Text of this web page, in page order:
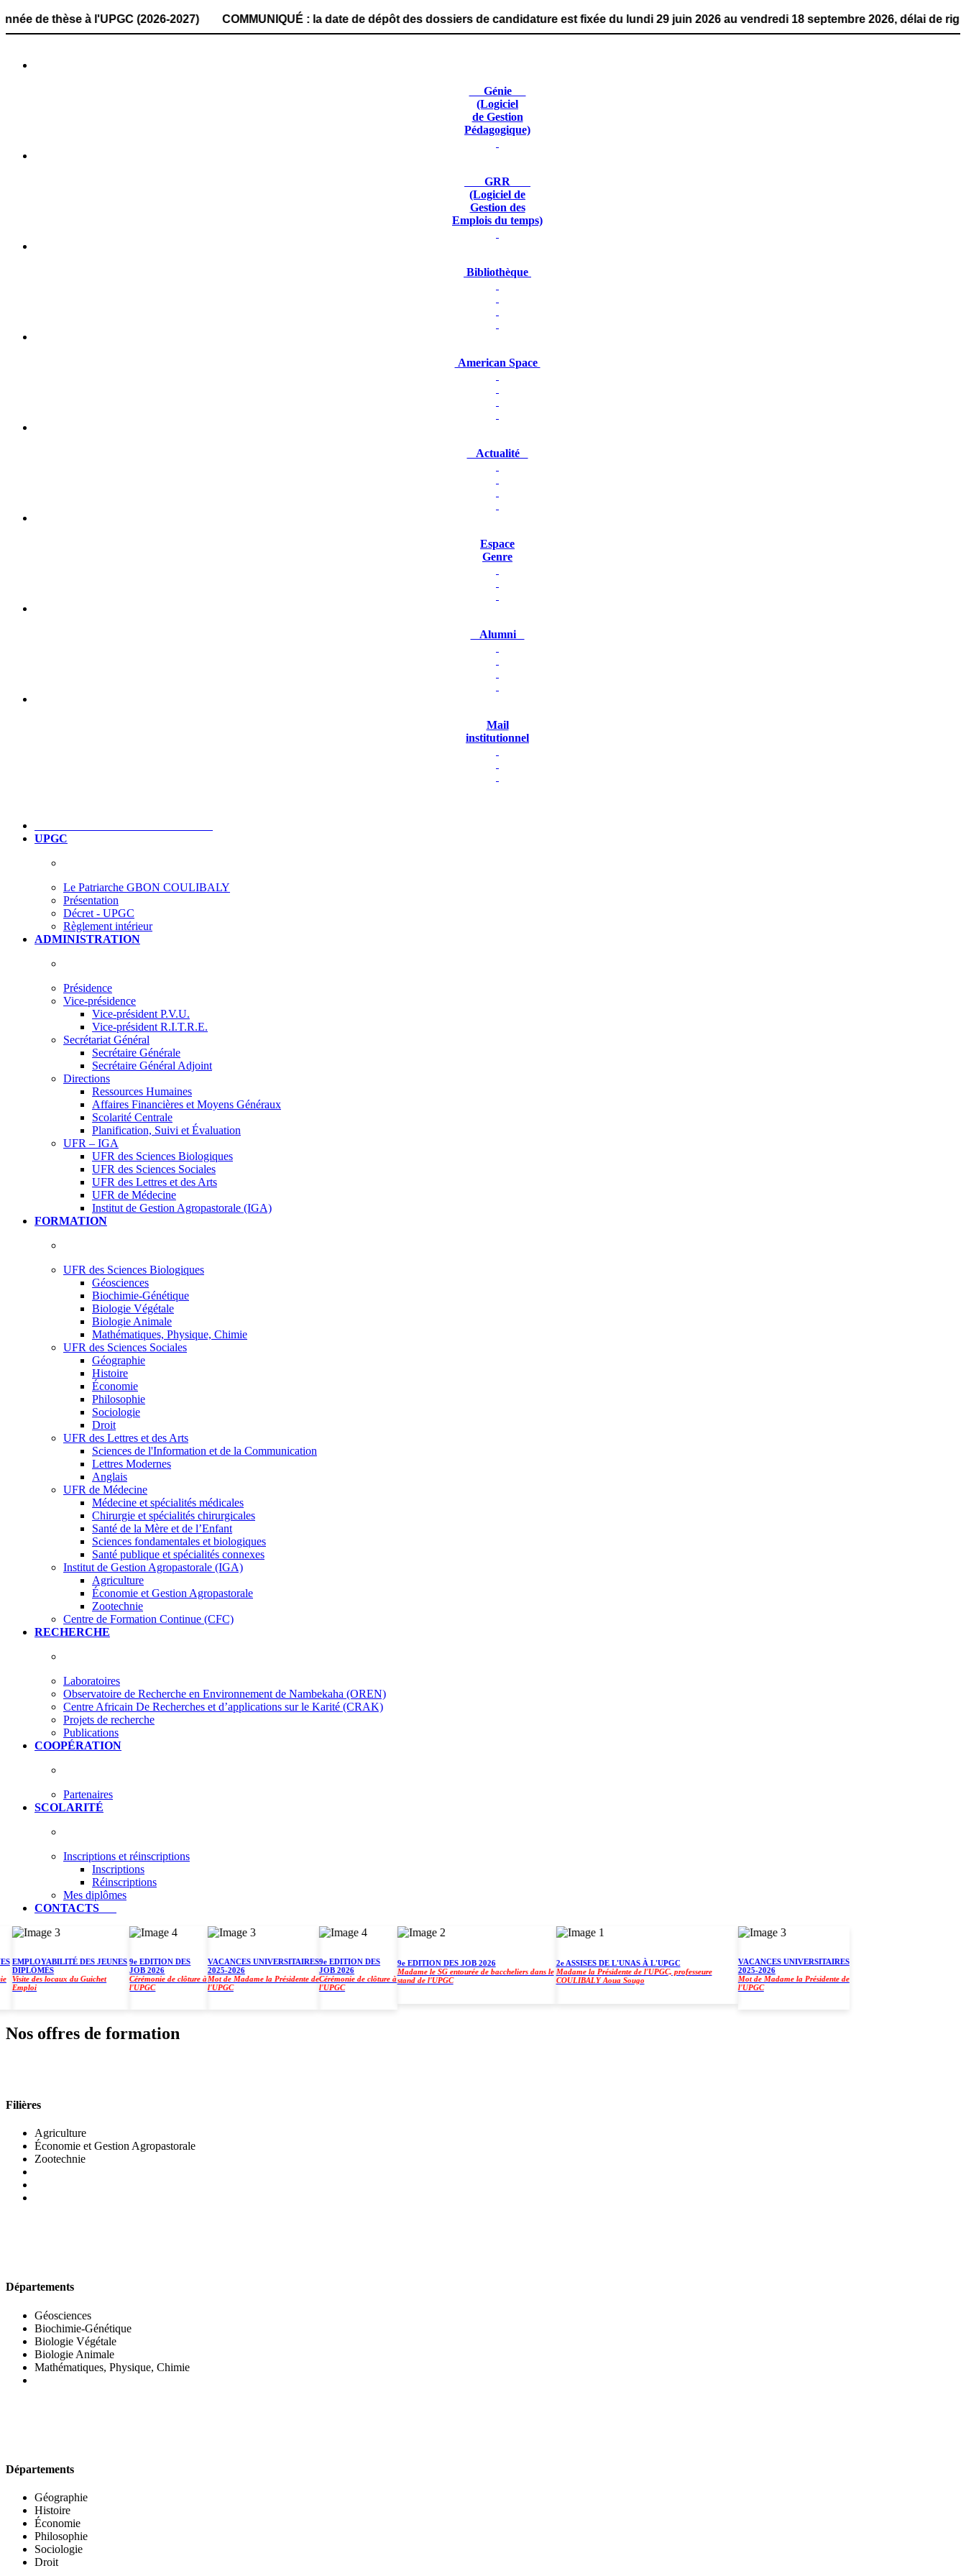
à l'UPGC (2026-2027) COMMUNIQUÉ : la date de dépôt des dossiers de candidature est fixée du lundi 29 juin 2026 au vendredi 18 septembre 2026, délai de
Génie
(Logiciel
de Gestion
Pédagogique)
GRR
(Logiciel de
Gestion des
Emplois du temps)
Bibliothèque
American Space
Actualité
Espace
Genre
Alumni
Mail
institutionnel
UPGC
Le Patriarche GBON COULIBALY
Présentation
Décret - UPGC
Règlement intérieur
ADMINISTRATION
Présidence
Vice-présidence
Vice-président P.V.U.
Vice-président R.I.T.R.E.
Secrétariat Général
Secrétaire Générale
Secrétaire Général Adjoint
Directions
Ressources Humaines
Affaires Financières et Moyens Généraux
Scolarité Centrale
Planification, Suivi et Évaluation
UFR – IGA
UFR des Sciences Biologiques
UFR des Sciences Sociales
UFR des Lettres et des Arts
UFR de Médecine
Institut de Gestion Agropastorale (IGA)
FORMATION
UFR des Sciences Biologiques
Géosciences
Biochimie-Génétique
Biologie Végétale
Biologie Animale
Mathématiques, Physique, Chimie
UFR des Sciences Sociales
Géographie
Histoire
Économie
Philosophie
Sociologie
Droit
UFR des Lettres et des Arts
Sciences de l'Information et de la Communication
Lettres Modernes
Anglais
UFR de Médecine
Médecine et spécialités médicales
Chirurgie et spécialités chirurgicales
Santé de la Mère et de l’Enfant
Sciences fondamentales et biologiques
Santé publique et spécialités connexes
Institut de Gestion Agropastorale (IGA)
Agriculture
Économie et Gestion Agropastorale
Zootechnie
Centre de Formation Continue (CFC)
RECHERCHE
Laboratoires
Observatoire de Recherche en Environnement de Nambekaha (OREN)
Centre Africain De Recherches et d’applications sur le Karité (CRAK)
Projets de recherche
Publications
COOPÉRATION
Partenaires
SCOLARITÉ
Inscriptions et réinscriptions
Inscriptions
Réinscriptions
Mes diplômes
CONTACTS
DES JEUNES
des locaux du Guichet
9e EDITION DES
JOB 2026
Cérémonie de clôture à
l'UPGC
VACANCES UNIVERSITAIRES
2025-2026
Mot de Madame la Présidente de
l'UPGC
9e EDITION DES
JOB 2026
Cérémonie de clôture à
l'UPGC
9e EDITION DES JOB 2026
Madame le SG entourée de baccheliers dans le
stand de l'UPGC
2e ASSISES DE L'UNAS À L'UPGC
Madame la Présidente de l'UPGC, professeure
COULIBALY Aoua Sougo
VACANCES UNIVERSITAIRES
2025-2026
Mot de Madame la Présidente de
l'UPGC
Nos offres de formation
Filières
Agriculture
Économie et Gestion Agropastorale
Zootechnie
Départements
Géosciences
Biochimie-Génétique
Biologie Végétale
Biologie Animale
Mathématiques, Physique, Chimie
Départements
Géographie
Histoire
Économie
Philosophie
Sociologie
Droit